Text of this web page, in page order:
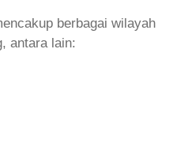
berbagai wilayah
antara lain: